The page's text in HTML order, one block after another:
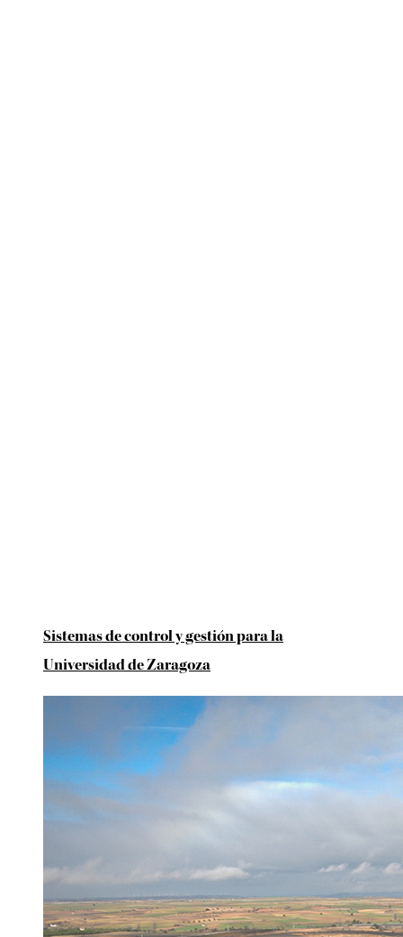
Sistemas de control y gestión para la
Universidad de Zaragoza